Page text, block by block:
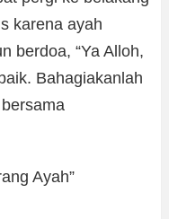
karena ayah
berdoa, “Ya Alloh,
Bahagiakanlah
Ayah”